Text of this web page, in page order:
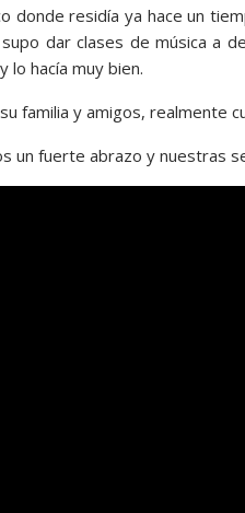
donde residía ya hace un
dar clases de música a
lo hacía muy bien.
familia y amigos, realmente
un fuerte abrazo y nuestras